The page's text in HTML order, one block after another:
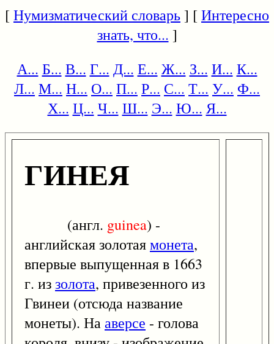
[Нумизматический словарь] [Интересно
знать, что... ]
А... Б... В... Г... Д... Е... Ж... З... И... К...
Л... М... Н... О... П... Р... С... Т... У... Ф...
Х... Ц... Ч... Ш... Э... Ю... Я...
ГИНЕЯ
(англ. guinea) -
английская золотаямонета,
впервые выпущенная в 1663
г. иззолота, привезенного из
Гвинеи (отсюда название
монеты). Нааверсе - голова